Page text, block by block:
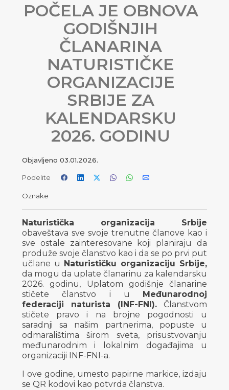
POČELA JE OBNOVA
GODIŠNJIH
ČLANARINA
NATURISTIČKE
ORGANIZACIJE
SRBIJE ZA
KALENDARSKU
2026. GODINU
Objavljeno 03.01.2026.
Podelite
Oznake
Naturistička organizacija Srbije
obaveštava sve svoje trenutne članove kao i
sve ostale zainteresovane koji planiraju da
produže svoje članstvo kao i da se po prvi put
učlane u
Naturističku organizaciju Srbije,
da mogu da uplate članarinu za kalendarsku
2026. godinu, Uplatom godišnje članarine
stičete članstvo i u
Međunarodnoj
federaciji naturista (INF-FNI). Članstvom
stičete pravo i na brojne pogodnosti u
saradnji sa našim partnerima, popuste u
odmaralištima širom sveta, prisustvovanju
međunarodnim i lokalnim događajima u
organizaciji INF-FNI-a.
I ove godine, umesto papirne markice, izdaju
se QR kodovi kao potvrda članstva.